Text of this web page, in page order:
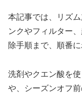
本記事では、リズ
ンクやフィルター
除手順まで、順番
洗剤やクエン酸を
や、シーズンオフ